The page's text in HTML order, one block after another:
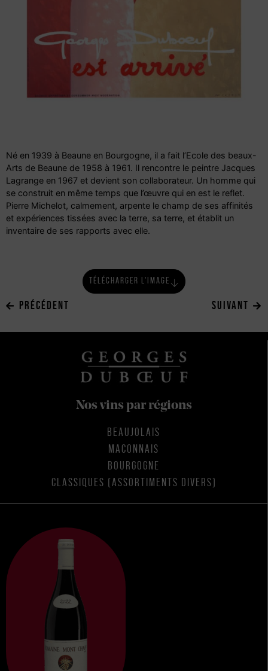
Né en 1939 à Beaune en Bourgogne, il a fait l’Ecole des beaux-
Arts de Beaune de 1958 à 1961. Il rencontre le peintre Jacques
Lagrange en 1967 et devient son collaborateur. Un homme qui
se construit en même temps que l’œuvre qui en est le reflet.
Pierre Michelot, calmement, arpente le champ de ses affinités
et expériences tissées avec la terre, sa terre, et établit un
inventaire de ses rapports avec elle.
TÉLÉCHARGER L'IMAGE
PRÉCÉDENT SUIVANT
Nos vins par régions
BEAUJOLAIS
MACONNAIS
BOURGOGNE
CLASSIQUES (ASSORTIMENTS DIVERS)